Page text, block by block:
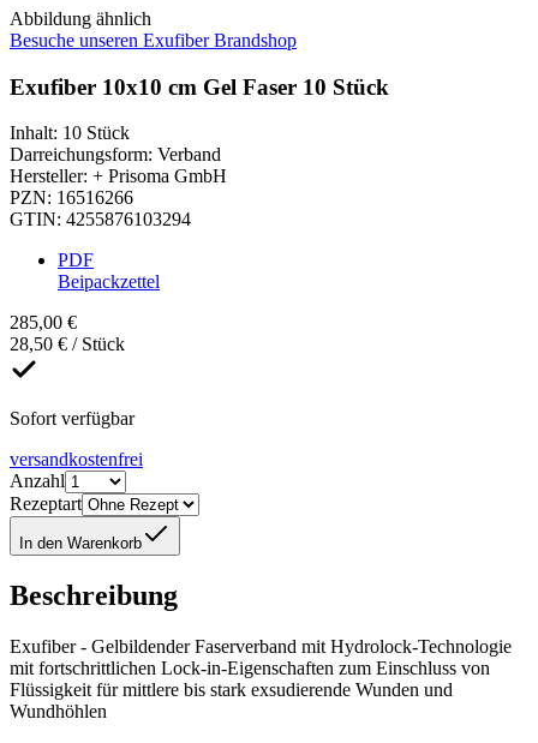
Abbildung ähnlich
Besuche unseren Exufiber Brandshop
Exufiber 10x10 cm Gel Faser 10 Stück
Inhalt: 10 Stück
Darreichungsform: Verband
Hersteller: + Prisoma GmbH
PZN: 16516266
GTIN: 4255876103294
PDF
Beipackzettel
285,00 €
28,50 € / Stück
Sofort verfügbar
versandkostenfrei
Anzahl
Rezeptart
In den Warenkorb
Beschreibung
Exufiber - Gelbildender Faserverband mit Hydrolock-Technologie
mit fortschrittlichen Lock-in-Eigenschaften zum Einschluss von
Flüssigkeit für mittlere bis stark exsudierende Wunden und
Wundhöhlen